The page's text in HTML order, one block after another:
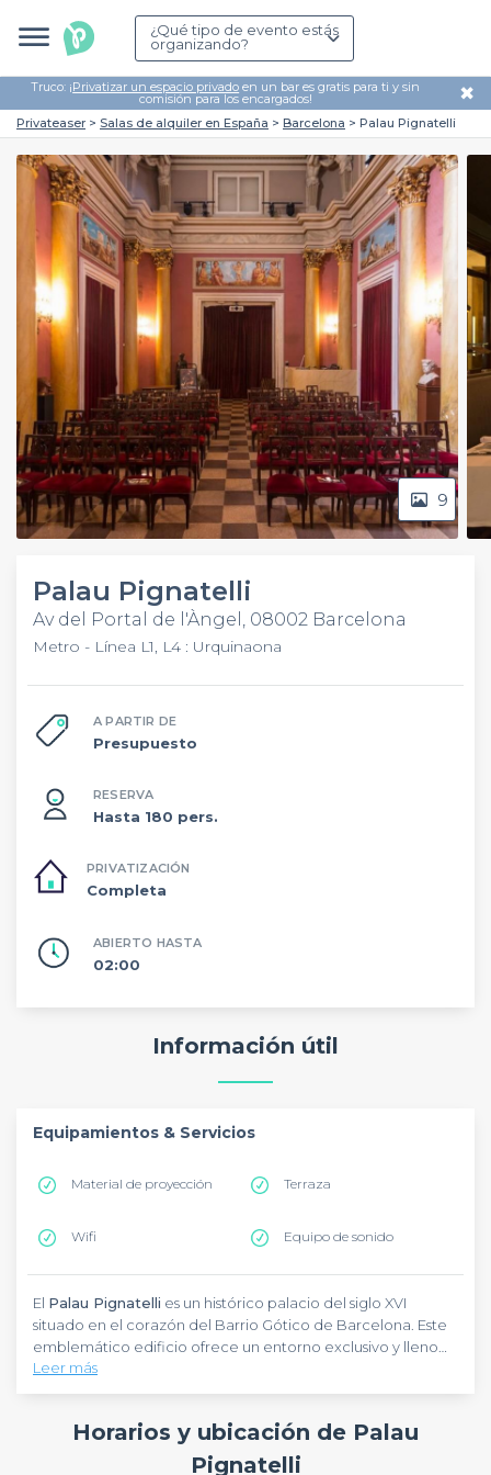
¿Qué tipo de evento estás
organizando?
Truco: ¡Privatizar un espacio privado en un bar es gratis para ti y sin
comisión para los encargados! ✖
Privateaser Salas de alquiler en España Barcelona Palau Pignatelli
9
Palau Pignatelli
Av del Portal de l'Àngel, 08002 Barcelona
Metro - Línea L1, L4 : Urquinaona
A PARTIR DE
Presupuesto
RESERVA
Hasta 180 pers.
PRIVATIZACIÓN
Completa
ABIERTO HASTA
02:00
Información útil
Equipamientos & Servicios
Material de proyección Terraza
Wifi Equipo de sonido
El Palau Pignatelli es un histórico palacio del siglo XVI
situado en el corazón del Barrio Gótico de Barcelona. Este
emblemático edificio ofrece un entorno exclusivo y lleno
de encanto para la celebración de todo tipo de eventos,
tanto corporativos como sociales.
Es el lugar ideal para reuniones de empresa,
fiestas privadas o celebraciones especiales. Sus espacios
singulares y su atmósfera única convierten cualquier evento
Leer más
Horarios y ubicación de Palau
Pignatelli